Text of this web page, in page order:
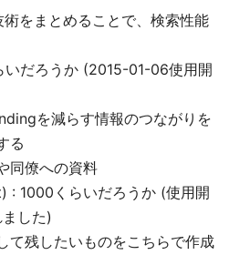
術をまとめることで、検索性能
だろうか (2015-01-06使用開
を減らす情報のつながりを
る
同僚への資料
: 1000くらいだろうか (使用開
した)
て残したいものをこちらで作成